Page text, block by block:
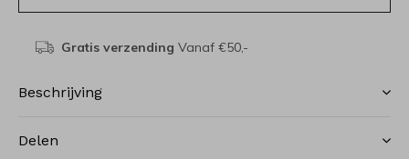
Gratis verzending Vanaf €50,-
Beschrijving
Delen